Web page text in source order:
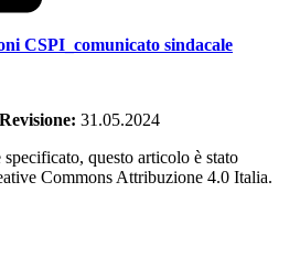
CSPI_comunicato sindacale
Revisione: 31.05.2024
questo articolo è stato
Commons Attribuzione 4.0 Italia.